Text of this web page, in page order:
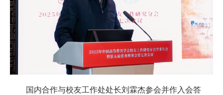
国内合作与校友工作处处长刘霖杰参会并作入会答